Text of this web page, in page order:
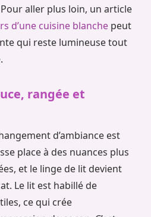
aller plus loin, un article
d’une cuisine blanche peut
qui reste lumineuse tout
rangée et
d’ambiance est
place à des nuances plus
et le linge de lit devient
Le lit est habillé de
ce qui crée